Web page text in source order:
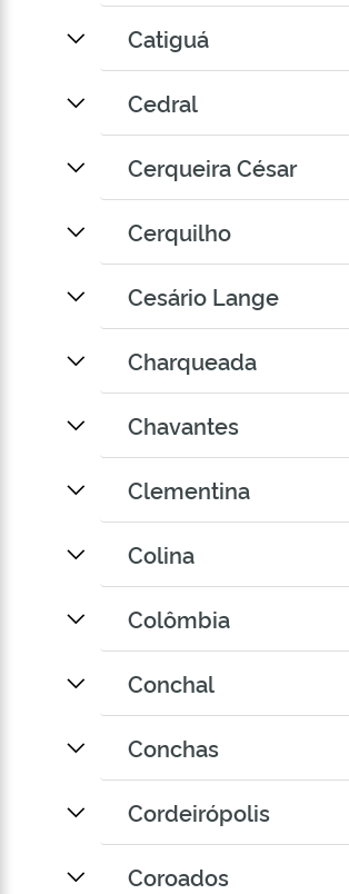
Catiguá
Cedral
Cerqueira César
Cerquilho
Cesário Lange
Charqueada
Chavantes
Clementina
Colina
Colômbia
Conchal
Conchas
Cordeirópolis
Coroados